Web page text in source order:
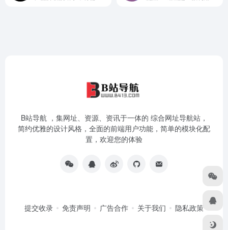
B站导航 ，集网址、资源、资讯于一体的 综合网址导航站，
简约优雅的设计风格，全面的前端用户功能，简单的模块化配
置，欢迎您的体验
提交收录 免责声明 广告合作 关于我们 隐私政策